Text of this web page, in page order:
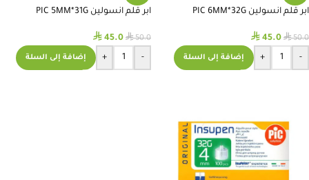
ابر قلم انسولين PIC 6MM*32G
⃁50.0
⃁ 45.0
-
+ إضافة إلى السلة
ابر قلم انسولين PIC 5MM*31G
⃁50.0
⃁ 45.0
-
+ إضافة إلى السلة